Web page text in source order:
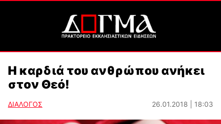
Η καρδιά του ανθρώπου ανήκει
στον Θεό!
ΔΙΑΛΟΓΟΣ 26.01.2018 | 18:03